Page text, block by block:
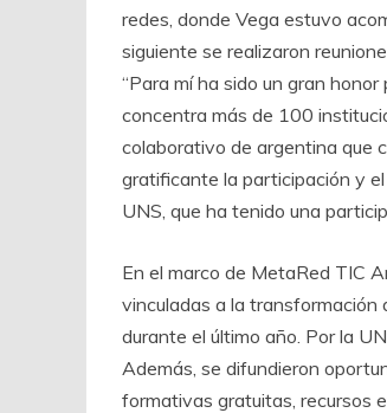
redes, donde Vega estuvo
siguiente se realizaron
“Para mí ha sido un gran
concentra más de 100
colaborativo de argentina que
gratificante la participación y
UNS, que ha tenido una
En el marco de MetaRed TIC
vinculadas a la transformación
durante el último año. Por la
Además, se difundieron
formativas gratuitas, recursos